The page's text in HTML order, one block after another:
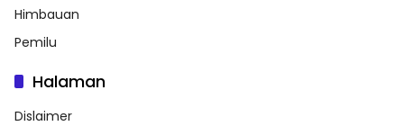
Himbauan
Pemilu
Halaman
Dislaimer